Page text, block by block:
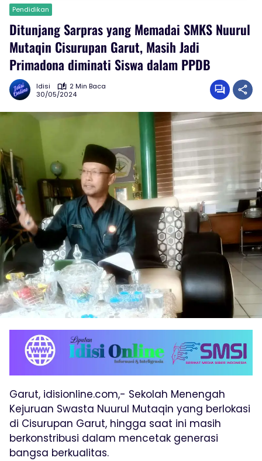
Pendidikan
Ditunjang Sarpras yang Memadai SMKS Nuurul
Mutaqin Cisurupan Garut, Masih Jadi
Primadona diminati Siswa dalam PPDB
Idisi
2 Min Baca
30/05/2024
Garut, idisionline.com,- Sekolah Menengah
Kejuruan Swasta Nuurul Mutaqin yang berlokasi
di Cisurupan Garut, hingga saat ini masih
berkonstribusi dalam mencetak generasi
bangsa berkualitas.